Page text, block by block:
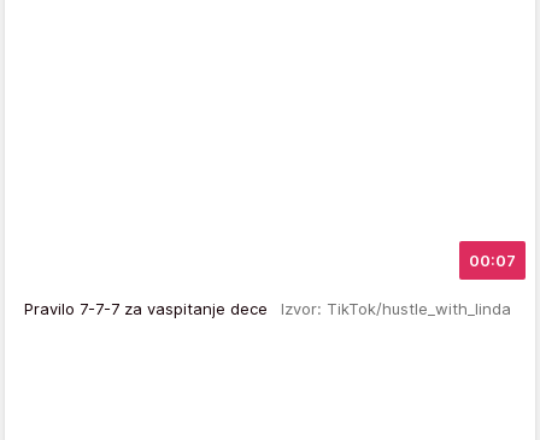
00:07
Pravilo 7-7-7 za vaspitanje dece Izvor: TikTok/hustle_with_linda